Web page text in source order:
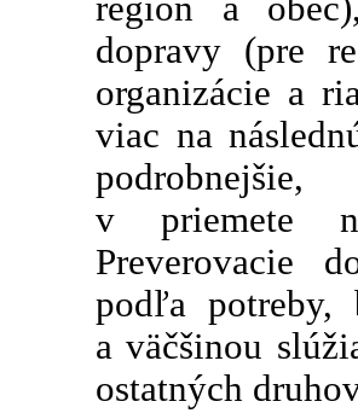
región a
dopravy (pre
organizácie a
viac na
v priemete
Preverovacie
podľa potreby,
a väčšinou
ostatných